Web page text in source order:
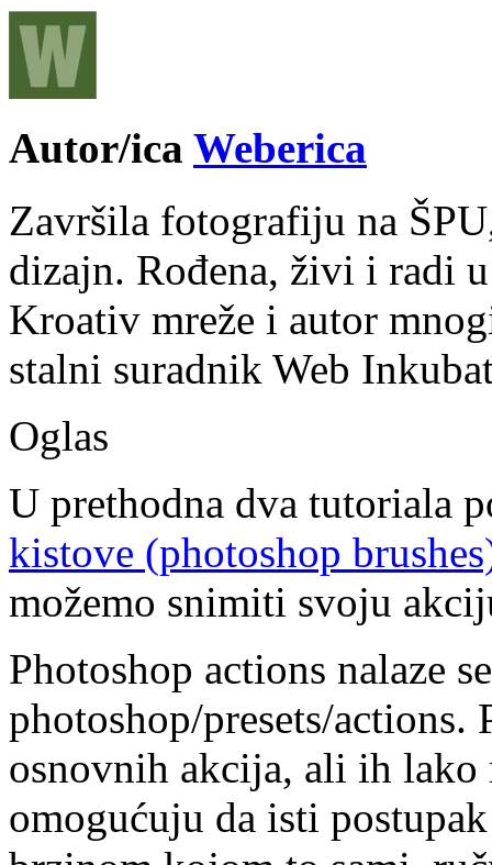
Autor/ica Weberica
Završila fotografiju na
dizajn. Rođena, živi i radi
Kroativ mreže i autor
stalni suradnik Web
Oglas
U prethodna dva tutoriala
kistove (photoshop
možemo snimiti svoju
Photoshop actions nalaze
photoshop/presets/
osnovnih akcija, ali ih lako
omogućuju da isti